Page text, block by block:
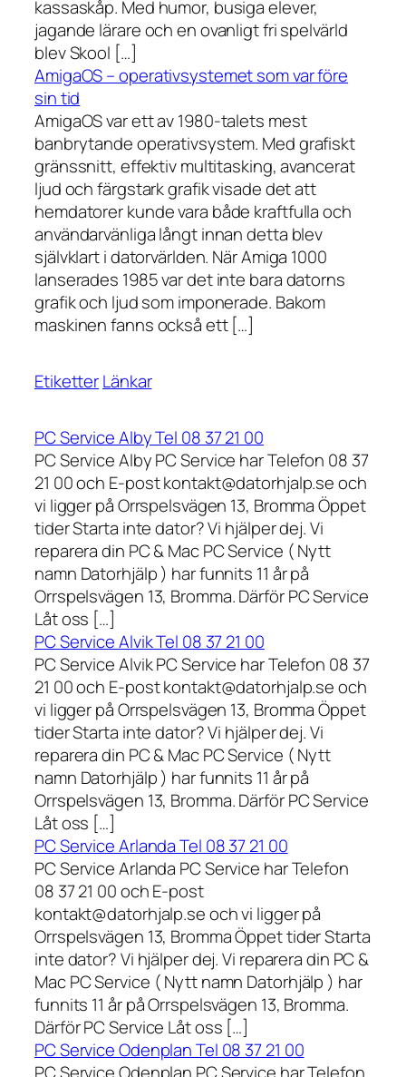
kassaskåp. Med humor, busiga elever,
jagande lärare och en ovanligt fri spelvärld
blev Skool […]
AmigaOS – operativsystemet som var före
sin tid
AmigaOS var ett av 1980-talets mest
banbrytande operativsystem. Med grafiskt
gränssnitt, effektiv multitasking, avancerat
ljud och färgstark grafik visade det att
hemdatorer kunde vara både kraftfulla och
användarvänliga långt innan detta blev
självklart i datorvärlden. När Amiga 1000
lanserades 1985 var det inte bara datorns
grafik och ljud som imponerade. Bakom
maskinen fanns också ett […]
EtiketterLänkar
PC Service Alby Tel 08 37 21 00
PC Service Alby PC Service har Telefon 08 37
21 00 och E-post kontakt@datorhjalp.se och
vi ligger på Orrspelsvägen 13, Bromma Öppet
tider Starta inte dator? Vi hjälper dej. Vi
reparera din PC & Mac PC Service ( Nytt
namn Datorhjälp ) har funnits 11 år på
Orrspelsvägen 13, Bromma. Därför PC Service
Låt oss […]
PC Service Alvik Tel 08 37 21 00
PC Service Alvik PC Service har Telefon 08 37
21 00 och E-post kontakt@datorhjalp.se och
vi ligger på Orrspelsvägen 13, Bromma Öppet
tider Starta inte dator? Vi hjälper dej. Vi
reparera din PC & Mac PC Service ( Nytt
namn Datorhjälp ) har funnits 11 år på
Orrspelsvägen 13, Bromma. Därför PC Service
Låt oss […]
PC Service Arlanda Tel 08 37 21 00
PC Service Arlanda PC Service har Telefon
08 37 21 00 och E-post
kontakt@datorhjalp.se och vi ligger på
Orrspelsvägen 13, Bromma Öppet tider Starta
inte dator? Vi hjälper dej. Vi reparera din PC &
Mac PC Service ( Nytt namn Datorhjälp ) har
funnits 11 år på Orrspelsvägen 13, Bromma.
Därför PC Service Låt oss […]
PC Service Odenplan Tel 08 37 21 00